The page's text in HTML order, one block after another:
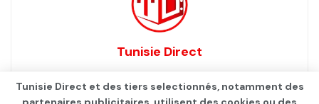
Tunisie Direct
Tunisie Direct et des tiers selectionnés, notamment des